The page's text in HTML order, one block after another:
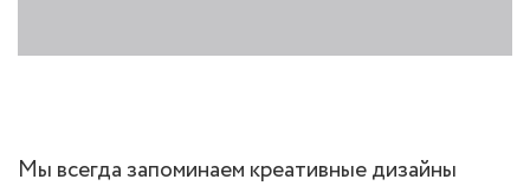
Мы всегда запоминаем креативные дизайны